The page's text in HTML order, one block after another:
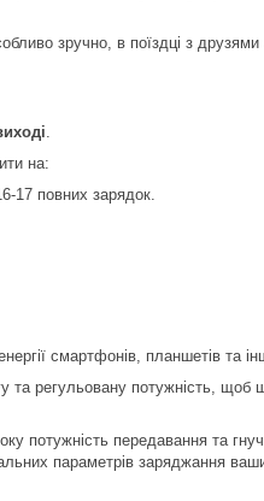
зручно, в поїздці з
на:
17 повних зарядок.
смартфонів, планшетів та
та регульовану потужність, щоб
потужність передавання та
параметрів заряджання